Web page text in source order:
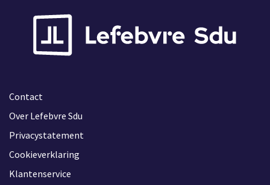
Contact
Over Lefebvre Sdu
Privacystatement
Cookieverklaring
Klantenservice